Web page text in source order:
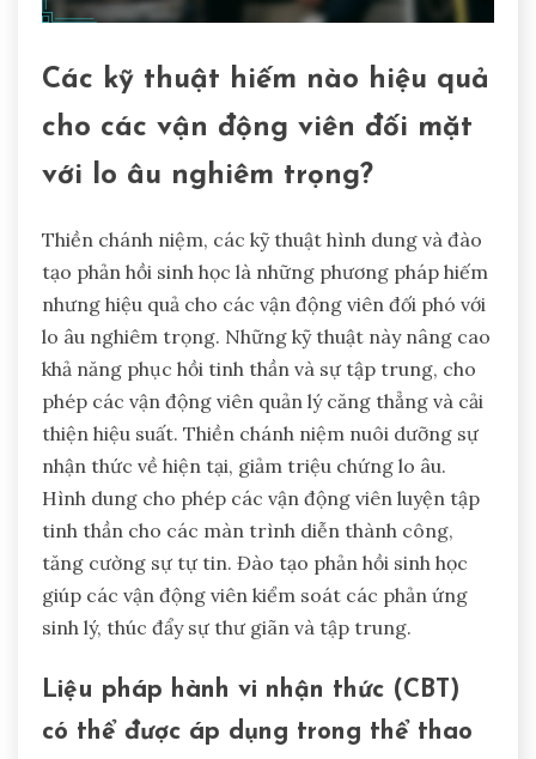
Các kỹ thuật hiếm nào hiệu quả
cho các vận động viên đối mặt
với lo âu nghiêm trọng?
Thiền chánh niệm, các kỹ thuật hình dung và đào
tạo phản hồi sinh học là những phương pháp hiếm
nhưng hiệu quả cho các vận động viên đối phó với
lo âu nghiêm trọng. Những kỹ thuật này nâng cao
khả năng phục hồi tinh thần và sự tập trung, cho
phép các vận động viên quản lý căng thẳng và cải
thiện hiệu suất. Thiền chánh niệm nuôi dưỡng sự
nhận thức về hiện tại, giảm triệu chứng lo âu.
Hình dung cho phép các vận động viên luyện tập
tinh thần cho các màn trình diễn thành công,
tăng cường sự tự tin. Đào tạo phản hồi sinh học
giúp các vận động viên kiểm soát các phản ứng
sinh lý, thúc đẩy sự thư giãn và tập trung.
Liệu pháp hành vi nhận thức (CBT)
có thể được áp dụng trong thể thao